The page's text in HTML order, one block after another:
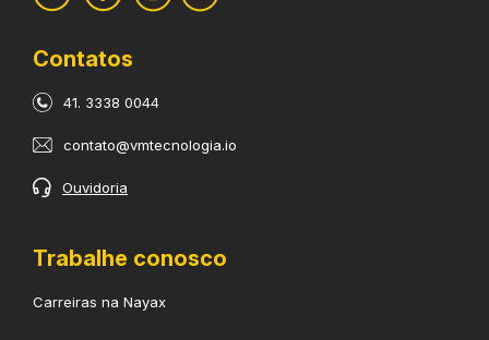
Contatos
41. 3338 0044
contato@vmtecnologia.io
Ouvidoria
Trabalhe conosco
Carreiras na Nayax